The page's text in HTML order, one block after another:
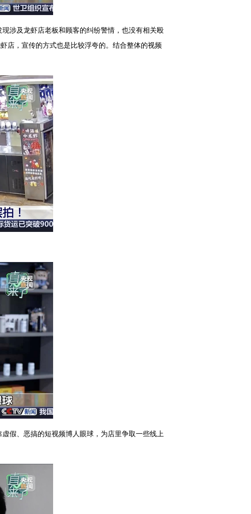
涉及龙虾店老板和顾客的纠纷警情，也没有相关殴
店，宣传的方式也是比较浮夸的。结合整体的视频
假、恶搞的短视频博人眼球，为店里争取一些线上